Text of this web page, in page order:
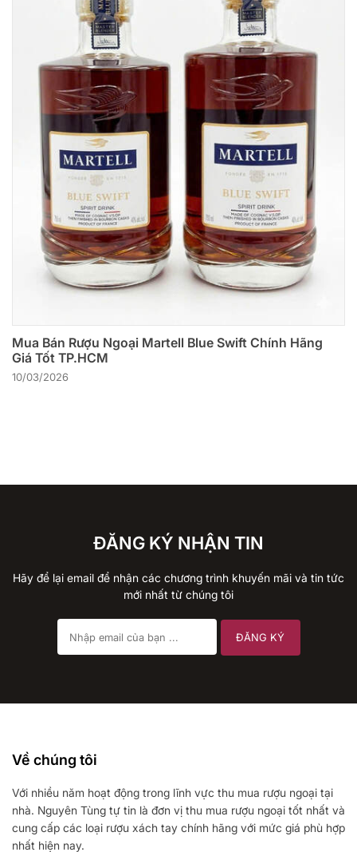
Mua Bán Rượu Ngoại Martell Blue Swift Chính Hãng
Giá Tốt TP.HCM
10/03/2026
ĐĂNG KÝ NHẬN TIN
Hãy để lại email để nhận các chương trình khuyến mãi và tin tức
mới nhất từ chúng tôi
Về chúng tôi
Với nhiều năm hoạt động trong lĩnh vực thu mua rượu ngoại tại
nhà. Nguyên Tùng tự tin là đơn vị thu mua rượu ngoại tốt nhất và
cung cấp các loại rượu xách tay chính hãng với mức giá phù hợp
nhất hiện nay.